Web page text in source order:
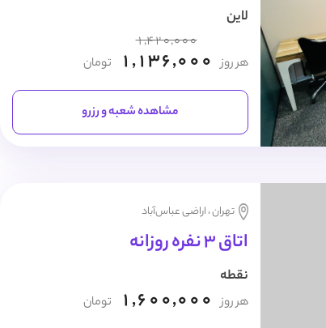
لاین
هر روز
1,420,000
1,136,000 تومان
مشاهده شعبه و رزرو
تهران ، اراضی عباس‌آباد
اتاق 3 نفره روزانه
نقطه
هر روز 1,600,000 تومان